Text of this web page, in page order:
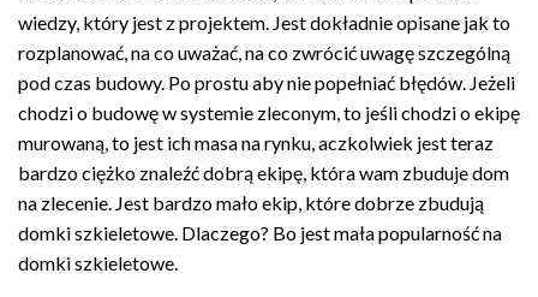
wiedzy, który jest z projektem. Jest dokładnie opisane jak to
rozplanować, na co uważać, na co zwrócić uwagę szczególną
pod czas budowy. Po prostu aby nie popełniać błędów. Jeżeli
chodzi o budowę w systemie zleconym, to jeśli chodzi o ekipę
murowaną, to jest ich masa na rynku, aczkolwiek jest teraz
bardzo ciężko znaleźć dobrą ekipę, która wam zbuduje dom
na zlecenie. Jest bardzo mało ekip, które dobrze zbudują
domki szkieletowe. Dlaczego? Bo jest mała popularność na
domki szkieletowe.